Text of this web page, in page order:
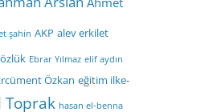
şahin AKP alev erkilet
Ebrar Yılmaz elif aydın
Özkan eğitim ilke-
Toprak hasan el-benna